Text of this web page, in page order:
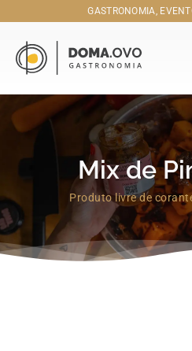
GASTRONOMIA,
Mix de
Produto livre de